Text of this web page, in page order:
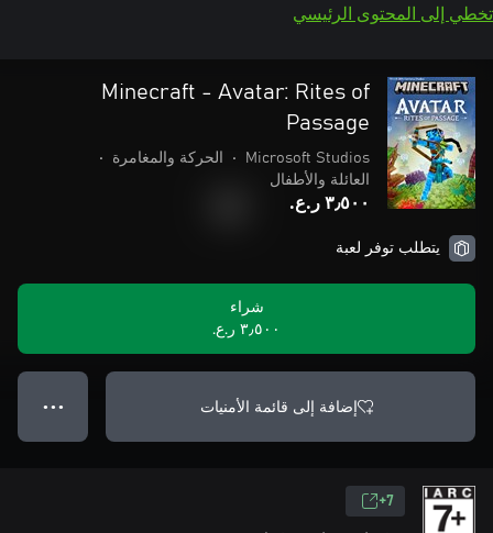
تخطي إلى المحتوى الرئيسي
Minecraft - Avatar: Rites of
Passage
Microsoft Studios
• الحركة والمغامرة
•
العائلة والأطفال
٣٫٥٠٠ ر.ع.‏
يتطلب توفر لعبة
شراء
٣٫٥٠٠ ر.ع.‏
إضافة إلى قائمة الأمنيات ● ● ●
7+